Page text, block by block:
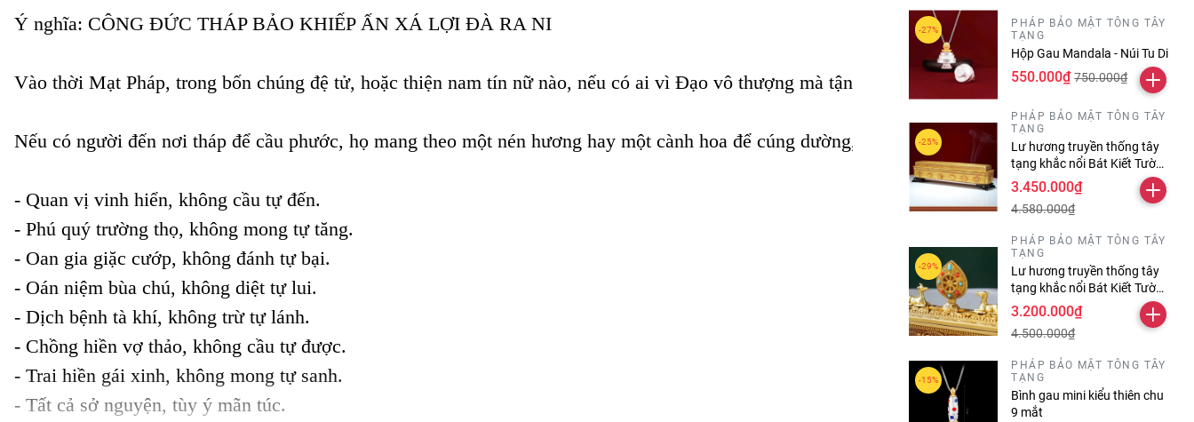
Ý nghĩa: CÔNG ĐỨC THÁP BẢO KHIẾP ẤN XÁ LỢI ĐÀ RA NI
Vào thời Mạt Pháp, trong bốn chúng đệ tử, hoặc thiện nam tín nữ nào, nếu có ai vì Đạo vô thượng mà tận lực tạo tháp và an trí thần chú ( Bảo
Nếu có người đến nơi tháp để cầu phước, họ mang theo một nén hương hay một cành hoa để cúng dường, lễ bái, và đi vòng bên phải, thì do bởi
- Quan vị vinh hiển, không cầu tự đến.
- Phú quý trường thọ, không mong tự tăng.
- Oan gia giặc cướp, không đánh tự bại.
- Oán niệm bùa chú, không diệt tự lui.
- Dịch bệnh tà khí, không trừ tự lánh.
- Chồng hiền vợ thảo, không cầu tự được.
- Trai hiền gái xinh, không mong tự sanh.
- Tất cả sở nguyện, tùy ý mãn túc.
PHÁP BẢO MẬT TÔNG TÂY
TẠNG
Hộp Gau Mandala - Núi Tu Di
550.000₫ 750.000₫
PHÁP BẢO MẬT TÔNG TÂY
TẠNG
Lư hương truyền thống tây
tạng khắc nổi Bát Kiết Tường
và thần chú
Omanipadmehums dài 30
cm
3.450.000₫
4.580.000₫
PHÁP BẢO MẬT TÔNG TÂY
TẠNG
Lư hương truyền thống tây
tạng khắc nổi Bát Kiết Tường
và Tám Tướng Cát Tường
3.200.000₫
4.500.000₫
PHÁP BẢO MẬT TÔNG TÂY
TẠNG
Bình gau mini kiểu thiên chu
9 mắt